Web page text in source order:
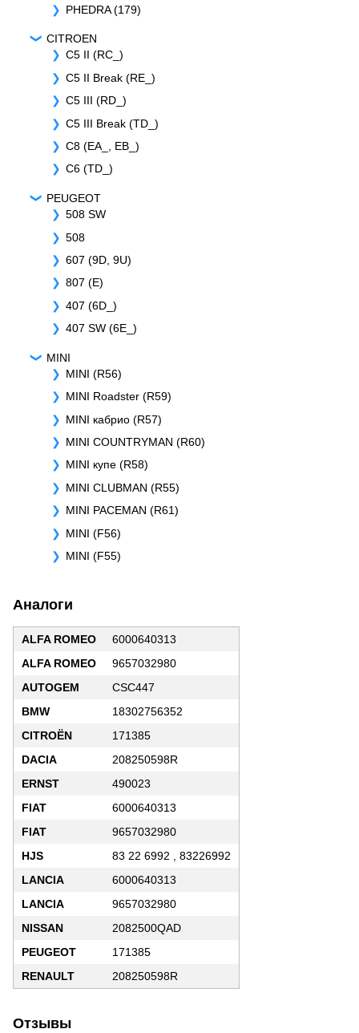
PHEDRA (179)
CITROEN
C5 II (RC_)
C5 II Break (RE_)
C5 III (RD_)
C5 III Break (TD_)
C8 (EA_, EB_)
C6 (TD_)
PEUGEOT
508 SW
508
607 (9D, 9U)
807 (E)
407 (6D_)
407 SW (6E_)
MINI
MINI (R56)
MINI Roadster (R59)
MINI кабрио (R57)
MINI COUNTRYMAN (R60)
MINI купе (R58)
MINI CLUBMAN (R55)
MINI PACEMAN (R61)
MINI (F56)
MINI (F55)
Аналоги
ALFA ROMEO
6000640313
ALFA ROMEO
9657032980
AUTOGEM
CSC447
BMW
18302756352
CITROËN
171385
DACIA
208250598R
ERNST
490023
FIAT
6000640313
FIAT
9657032980
HJS
83 22 6992 , 83226992
LANCIA
6000640313
LANCIA
9657032980
NISSAN
2082500QAD
PEUGEOT
171385
RENAULT
208250598R
Отзывы